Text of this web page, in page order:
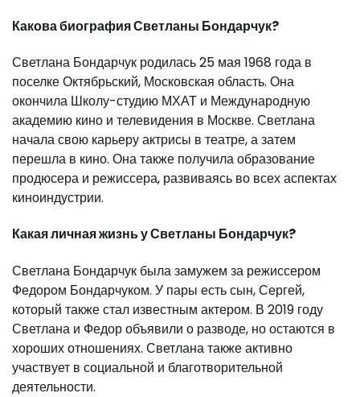
Какова биография Светланы Бондарчук?
Светлана Бондарчук родилась 25 мая 1968 года в
поселке Октябрьский, Московская область. Она
окончила Школу-студию МХАТ и Международную
академию кино и телевидения в Москве. Светлана
начала свою карьеру актрисы в театре, а затем
перешла в кино. Она также получила образование
продюсера и режиссера, развиваясь во всех аспектах
киноиндустрии.
Какая личная жизнь у Светланы Бондарчук?
Светлана Бондарчук была замужем за режиссером
Федором Бондарчуком. У пары есть сын, Сергей,
который также стал известным актером. В 2019 году
Светлана и Федор объявили о разводе, но остаются в
хороших отношениях. Светлана также активно
участвует в социальной и благотворительной
деятельности.